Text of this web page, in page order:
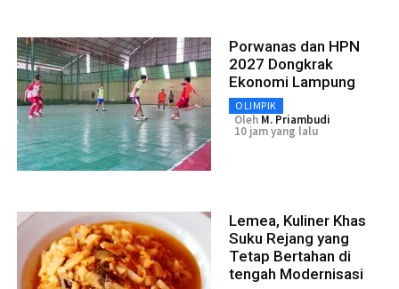
Porwanas dan HPN
2027 Dongkrak
Ekonomi Lampung
OLIMPIK
Oleh M. Priambudi
10 jam yang lalu
Lemea, Kuliner Khas
Suku Rejang yang
Tetap Bertahan di
tengah Modernisasi